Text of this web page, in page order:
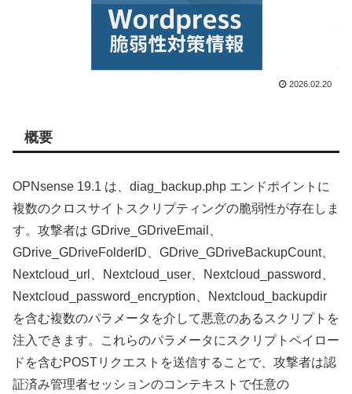
2026.02.20
概要
OPNsense 19.1 は、diag_backup.php エンドポイントに
複数のクロスサイトスクリプティングの脆弱性が存在しま
す。攻撃者は GDrive_GDriveEmail、
GDrive_GDriveFolderID、GDrive_GDriveBackupCount、
Nextcloud_url、Nextcloud_user、Nextcloud_password、
Nextcloud_password_encryption、Nextcloud_backupdir
を含む複数のパラメータを介して悪意のあるスクリプトを
注入できます。これらのパラメータにスクリプトペイロー
ドを含むPOSTリクエストを送信することで、攻撃者は認
証済み管理者セッションのコンテキストで任意の